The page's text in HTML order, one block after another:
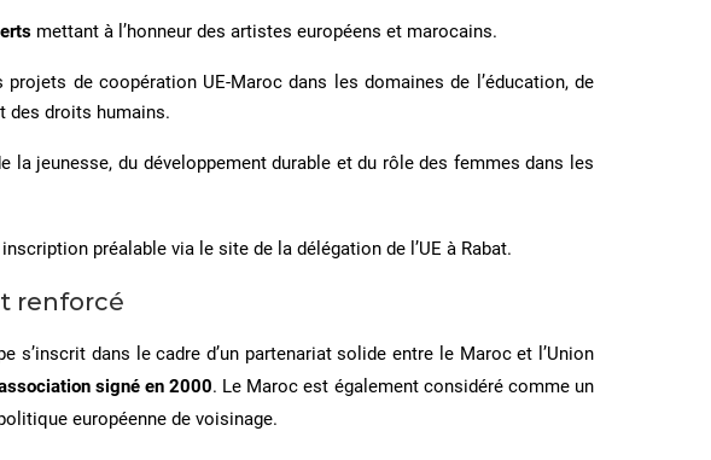
mettant à l’honneur des artistes européens et marocains.
projets de coopération UE-Maroc dans les domaines de l’éducation, de
des droits humains.
la jeunesse, du développement durable et du rôle des femmes dans les
inscription préalable via le site de la délégation de l’UE à Rabat.
renforcé
s’inscrit dans le cadre d’un partenariat solide entre le Maroc et l’Union
signé en 2000. Le Maroc est également considéré comme un
européenne de voisinage.